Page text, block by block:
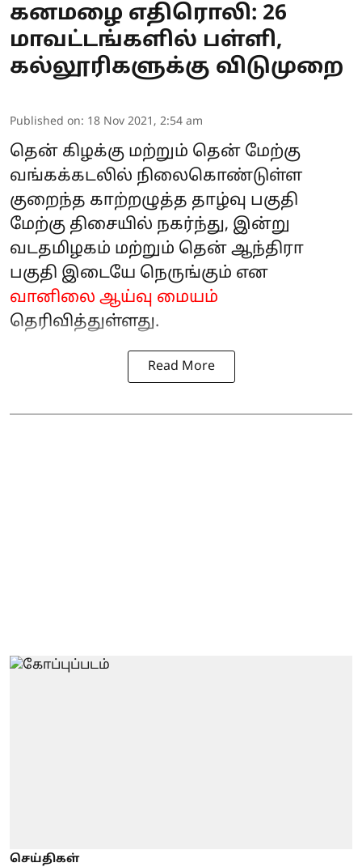
கனமழை எதிரொலி: 26
மாவட்டங்களில் பள்ளி,
கல்லூரிகளுக்கு விடுமுறை
Published on: 18 Nov 2021, 2:54 am
தென் கிழக்கு மற்றும் தென் மேற்கு
வங்கக்கடலில் நிலைகொண்டுள்ள
குறைந்த காற்றழுத்த தாழ்வு பகுதி
மேற்கு திசையில் நகர்ந்து, இன்று
வடதமிழகம் மற்றும் தென் ஆந்திரா
பகுதி இடையே நெருங்கும் என
வானிலை ஆய்வு மையம்
தெரிவித்துள்ளது.
Read More
செய்திகள்